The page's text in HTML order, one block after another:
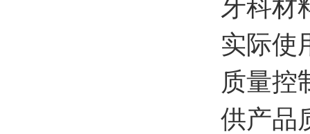
牙科材
实际使
质量控
供产品